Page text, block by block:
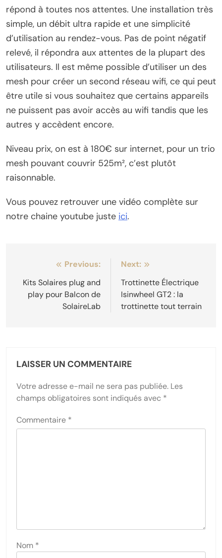
répond à toutes nos attentes. Une installation très
simple, un débit ultra rapide et une simplicité
d’utilisation au rendez-vous. Pas de point négatif
relevé, il répondra aux attentes de la plupart des
utilisateurs. Il est même possible d’utiliser un des
mesh pour créer un second réseau wifi, ce qui peut
être utile si vous souhaitez que certains appareils
ne puissent pas avoir accès au wifi tandis que les
autres y accèdent encore.
Niveau prix, on est à 180€ sur internet, pour un trio
mesh pouvant couvrir 525m², c’est plutôt
raisonnable.
Vous pouvez retrouver une vidéo complète sur
notre chaine youtube juste ici.
Navigation
de
l’article
Previous:
Kits Solaires plug and
play pour Balcon de
SolaireLab
Next:
Trottinette Électrique
Isinwheel GT2 : la
trottinette tout terrain
LAISSER UN COMMENTAIRE
Votre adresse e-mail ne sera pas publiée. Les
champs obligatoires sont indiqués avec *
Commentaire *
Nom *